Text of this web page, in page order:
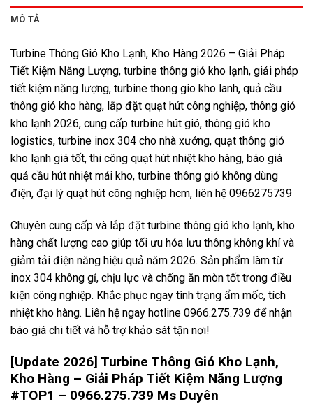
MÔ TẢ
Turbine Thông Gió Kho Lạnh, Kho Hàng 2026 – Giải Pháp
Tiết Kiệm Năng Lượng, turbine thông gió kho lạnh, giải pháp
tiết kiệm năng lượng, turbine thong gio kho lanh, quả cầu
thông gió kho hàng, lắp đặt quạt hút công nghiệp, thông gió
kho lạnh 2026, cung cấp turbine hút gió, thông gió kho
logistics, turbine inox 304 cho nhà xưởng, quạt thông gió
kho lạnh giá tốt, thi công quạt hút nhiệt kho hàng, báo giá
quả cầu hút nhiệt mái kho, turbine thông gió không dùng
điện, đại lý quạt hút công nghiệp hcm, liên hệ 0966275739
Chuyên cung cấp và lắp đặt turbine thông gió kho lạnh, kho
hàng chất lượng cao giúp tối ưu hóa lưu thông không khí và
giảm tải điện năng hiệu quả năm 2026. Sản phẩm làm từ
inox 304 không gỉ, chịu lực và chống ăn mòn tốt trong điều
kiện công nghiệp. Khắc phục ngay tình trạng ẩm mốc, tích
nhiệt kho hàng. Liên hệ ngay hotline 0966.275.739 để nhận
báo giá chi tiết và hỗ trợ khảo sát tận nơi!
[Update 2026] Turbine Thông Gió Kho Lạnh,
Kho Hàng – Giải Pháp Tiết Kiệm Năng Lượng
#TOP1 – 0966.275.739 Ms Duyên